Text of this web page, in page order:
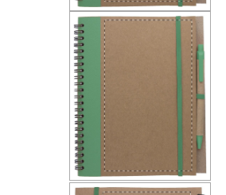
KUĆNI SETOVI
OLOVKE
PRIVESCI & ALATI
TORBE & PUTOVANJE
TEKSTIL
RADNA OPREMA